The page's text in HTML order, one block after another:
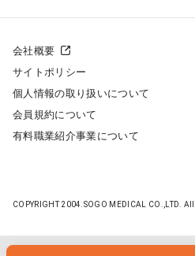
クリニックの開業スタイル
クリニック開業までの流れ
開業支援事例
常勤求人検索
スポット求人検索
転職ノウハウ
採用をお考えの医療機関の方
会社概要
サイトポリシー
個人情報の取り扱いについて
会員規約について
有料職業紹介事業について
COPYRIGHT 2004.SOGO MEDICAL CO.,LTD.